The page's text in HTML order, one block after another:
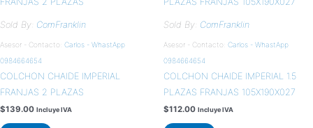
Sold By: ComFranklin
Asesor - Contacto: Carlos - WhastApp
0984664654
COLCHON CHAIDE IMPERIAL
FRANJAS 2 PLAZAS
$139.00 Incluye IVA
Sold By: ComFranklin
Asesor - Contacto: Carlos - WhastApp
0984664654
COLCHON CHAIDE IMPERIAL 1.5
PLAZAS FRANJAS 105X190X027
$112.00 Incluye IVA